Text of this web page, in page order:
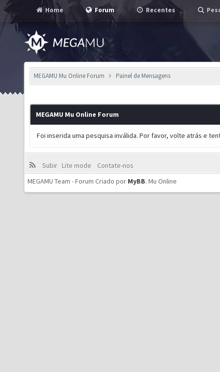
Home Forum Recentes
MEGAMU Mu Online Forum Painel de Mensagens
MEGAMU Mu Online Forum
Foi inserida uma pesquisa inválida. Por favor, volte atrás e
Subir Lite mode
Contate-nos
MEGAMU Team - Forum Criado por MyBB. Mu Online